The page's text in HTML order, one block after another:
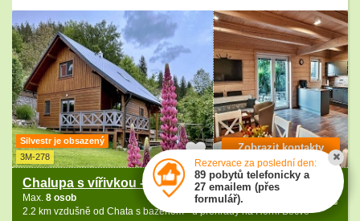
Silvestr je obsazený
3M-278
Chalupa s vířivkou - dětský park Bílá - Beskydy
Max. 8 osob
2.2 km vzdušně od Chata s bazénem - u přehrady na Horní Bečvě
Zobrazit kontakty
Rezervace za poslední den:
89 pobytů telefonicky a
27 emailem (přes
formulář).